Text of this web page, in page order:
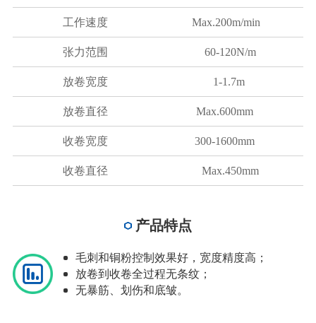
工作速度 Max.200m/min
张力范围 60-120N/m
放卷宽度 1-1.7m
放卷直径 Max.600mm
收卷宽度 300-1600mm
收卷直径 Max.450mm
产品特点
毛刺和铜粉控制效果好，宽度精度高；
放卷到收卷全过程无条纹；
无暴筋、划伤和底皱。